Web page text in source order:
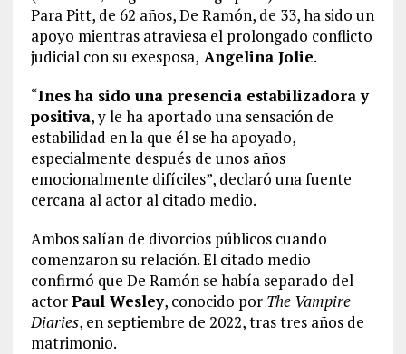
Para Pitt, de 62 años, De Ramón, de 33, ha sido un
apoyo mientras atraviesa el prolongado conflicto
judicial con su exesposa, Angelina Jolie.
“Ines ha sido una presencia estabilizadora y
positiva, y le ha aportado una sensación de
estabilidad en la que él se ha apoyado,
especialmente después de unos años
emocionalmente difíciles”, declaró una fuente
cercana al actor al citado medio.
Ambos salían de divorcios públicos cuando
comenzaron su relación. El citado medio
confirmó que De Ramón se había separado del
actorPaul Wesley, conocido por The Vampire
Diaries, en septiembre de 2022, tras tres años de
matrimonio.